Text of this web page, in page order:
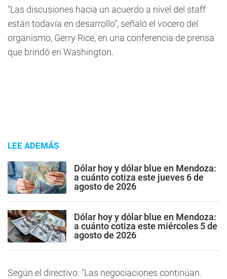
"Las discusiones hacia un acuerdo a nivel del staff
están todavía en desarrollo", señaló el vocero del
organismo, Gerry Rice, en una conferencia de prensa
que brindó en Washington.
LEE ADEMÁS
Dólar hoy y dólar blue en Mendoza:
a cuánto cotiza este jueves 6 de
agosto de 2026
Dólar hoy y dólar blue en Mendoza:
a cuánto cotiza este miércoles 5 de
agosto de 2026
Según el directivo: "Las negociaciones continúan.